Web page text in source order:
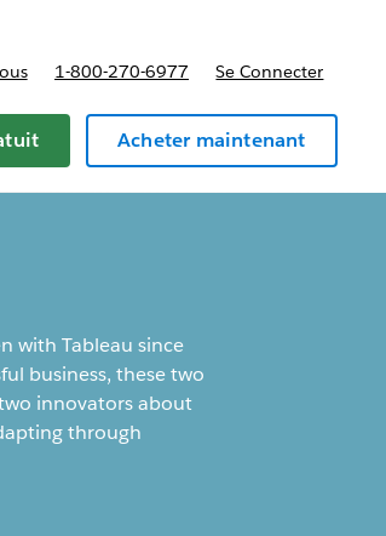
1-800-270-6977 Se Connecter
Acheter maintenant
with Tableau since
business, these two
innovators about
through